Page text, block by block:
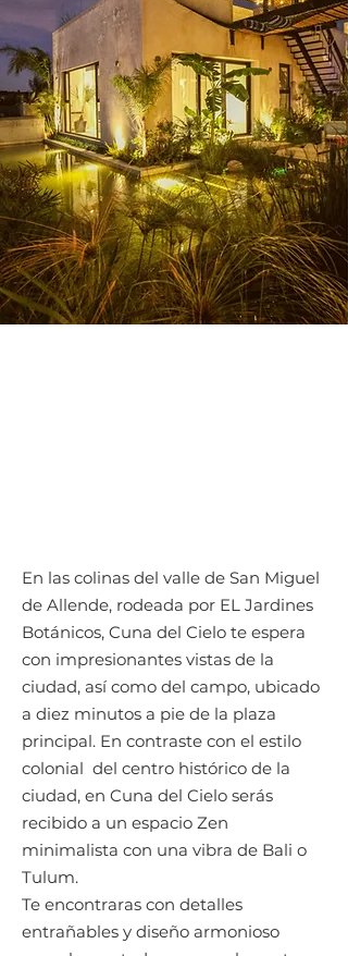
En las colinas del valle de San Miguel
de Allende, rodeada por EL Jardines
Botánicos, Cuna del Cielo te espera
con impresionantes vistas de la
ciudad, así como del campo, ubicado
a diez minutos a pie de la plaza
principal. En contraste con el estilo
colonial del centro histórico de la
ciudad, en Cuna del Cielo serás
recibido a un espacio Zen
minimalista con una vibra de Bali o
Tulum.
Te encontraras con detalles
entrañables y diseño armonioso